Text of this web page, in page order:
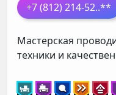
+7 (812) 214-52..**
Мастерская
техники и